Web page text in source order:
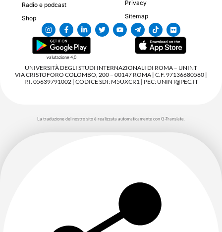
Radio e podcast
Shop
Privacy
Sitemap
valutazione 4,0
UNIVERSITÀ DEGLI STUDI INTERNAZIONALI DI ROMA – UNINT
VIA CRISTOFORO COLOMBO, 200 – 00147 ROMA | C.F. 97136680580 |
P.I. 05639791002 | CODICE SDI: M5UXCR1 | PEC: UNINT@PEC.IT
La traduzione del nostro sito è realizzata automaticamente con G-Translate.